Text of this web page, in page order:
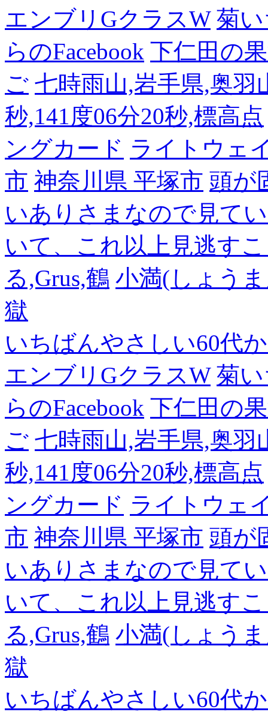
エンブリGクラスW 菊
らのFacebook 下仁田の
ご 七時雨山,岩手県,奥羽
秒,141度06分20秒,標高点
ングカード ライトウェ
市 神奈川県 平塚市 頭が
いありさまなので見て
いて、これ以上見逃す
る,Grus,鶴 小満(しょう
獄
いちばんやさしい60代
エンブリGクラスW 菊
らのFacebook 下仁田の
ご 七時雨山,岩手県,奥羽
秒,141度06分20秒,標高点
ングカード ライトウェ
市 神奈川県 平塚市 頭が
いありさまなので見て
いて、これ以上見逃す
る,Grus,鶴 小満(しょう
獄
いちばんやさしい60代